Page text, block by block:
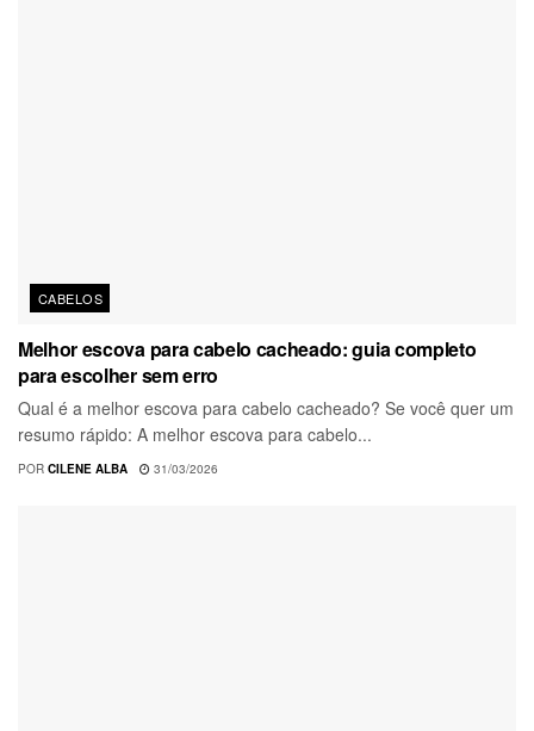
CABELOS
Melhor escova para cabelo cacheado: guia completo
para escolher sem erro
Qual é a melhor escova para cabelo cacheado? Se você quer um
resumo rápido: A melhor escova para cabelo...
POR CILENE ALBA 31/03/2026